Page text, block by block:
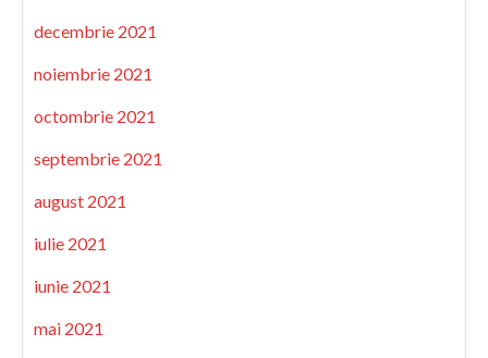
decembrie 2021
noiembrie 2021
octombrie 2021
septembrie 2021
august 2021
iulie 2021
iunie 2021
mai 2021